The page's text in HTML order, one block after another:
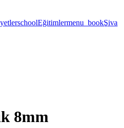
schoolEğitimlermenu_bookŞiva
8mm